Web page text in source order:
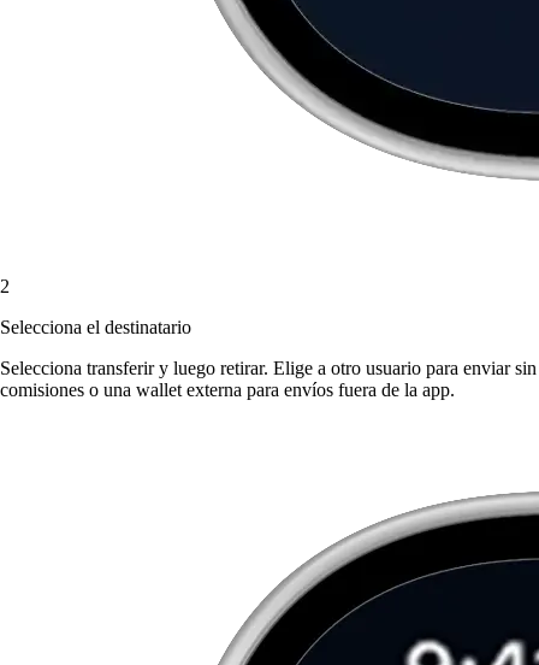
2
Selecciona el destinatario
Selecciona transferir y luego retirar. Elige a otro usuario para enviar sin
comisiones o una wallet externa para envíos fuera de la app.